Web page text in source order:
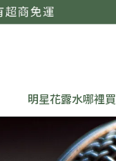
明星花露水哪裡買